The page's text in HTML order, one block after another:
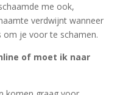
me ook,
verdwijnt wanneer
om je voor te schamen.
of moet ik naar